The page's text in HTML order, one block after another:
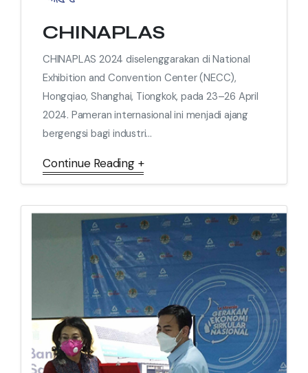
CHINAPLAS
CHINAPLAS 2024 diselenggarakan di National
Exhibition and Convention Center (NECC),
Hongqiao, Shanghai, Tiongkok, pada 23–26 April
2024. Pameran internasional ini menjadi ajang
bergengsi bagi industri...
Continue Reading +